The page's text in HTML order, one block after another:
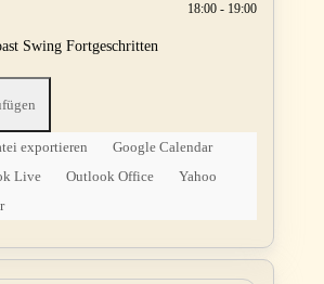
18:00 - 19:00
Swing Fortgeschritten
exportieren
Google Calendar
Live
Outlook Office
Yahoo